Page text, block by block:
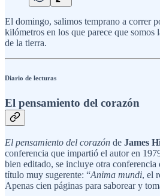
El domingo, salimos temprano a correr
kilómetros en los que parece que somos
de la tierra.
Diario de lecturas
El pensamiento del corazón
El pensamiento del corazón de James
conferencia que impartió el autor en
bien editado, se incluye otra conferencia
título muy sugerente: “Anima mundi, el
Apenas cien páginas para saborear y